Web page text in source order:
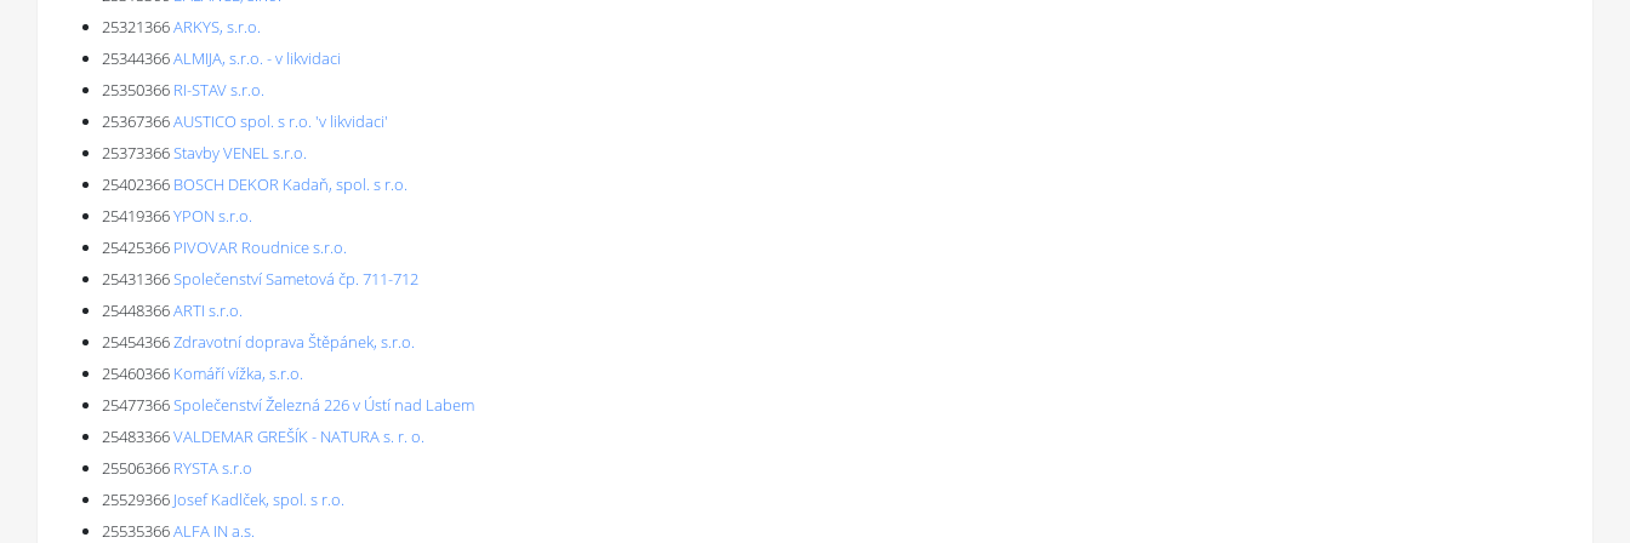
25321366ARKYS, s.r.o.
25344366ALMIJA, s.r.o. - v likvidaci
25350366 RI-STAV s.r.o.
25367366AUSTICO spol. s r.o. 'v likvidaci'
25373366Stavby VENEL s.r.o.
25402366 BOSCH DEKOR Kadaň, spol. s r.o.
25419366YPON s.r.o.
25425366 PIVOVAR Roudnice s.r.o.
25431366Společenství Sametová čp. 711-712
25448366ARTI s.r.o.
25454366Zdravotní doprava Štěpánek, s.r.o.
25460366 Komáří vížka, s.r.o.
25477366Společenství Železná 226 v Ústí nad Labem
25483366VALDEMAR GREŠÍK - NATURA s. r. o.
25506366 RYSTA s.r.o
25529366 Josef Kadlček, spol. s r.o.
25535366ALFA IN a.s.